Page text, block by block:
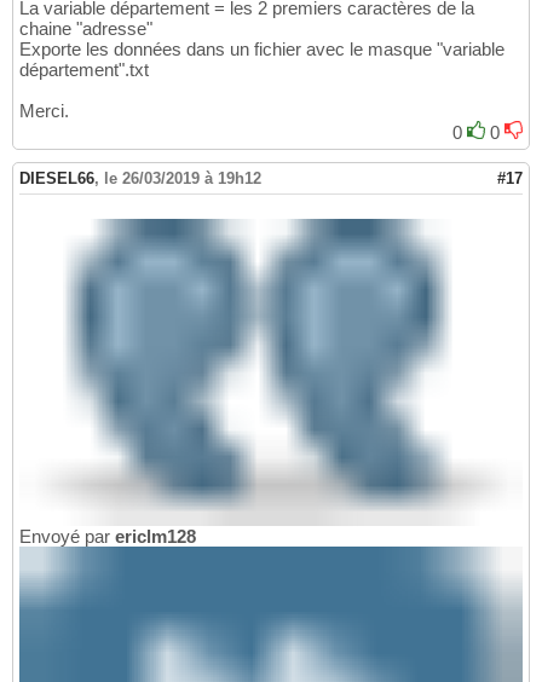
La variable département = les 2 premiers caractères de la
chaine "adresse"
Exporte les données dans un fichier avec le masque "variable
département".txt
Merci.
0
0
DIESEL66, le 26/03/2019 à 19h12 #17
Envoyé par ericlm128